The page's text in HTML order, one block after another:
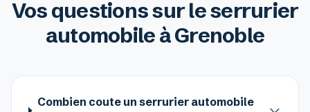
Vos questions sur le serrurier
automobile à Grenoble
Combien coute un serrurier automobile